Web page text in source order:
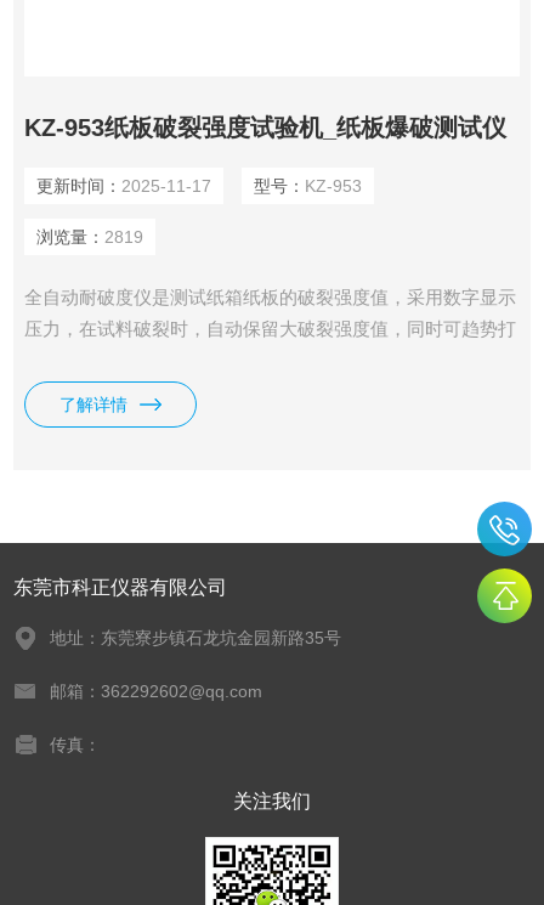
KZ-953纸板破裂强度试验机_纸板爆破测试仪
更新时间： 2025-11-17 型号： KZ-953
浏览量： 2819
全自动耐破度仪是测试纸箱纸板的破裂强度值，采用数字显示
压力，在试料破裂时，自动保留大破裂强度值，同时可趋势打
了解详情
东莞市科正仪器有限公司
地址：东莞寮步镇石龙坑金园新路35号
邮箱：362292602@qq.com
传真：
关注我们